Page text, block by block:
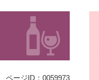
ページID：0059973